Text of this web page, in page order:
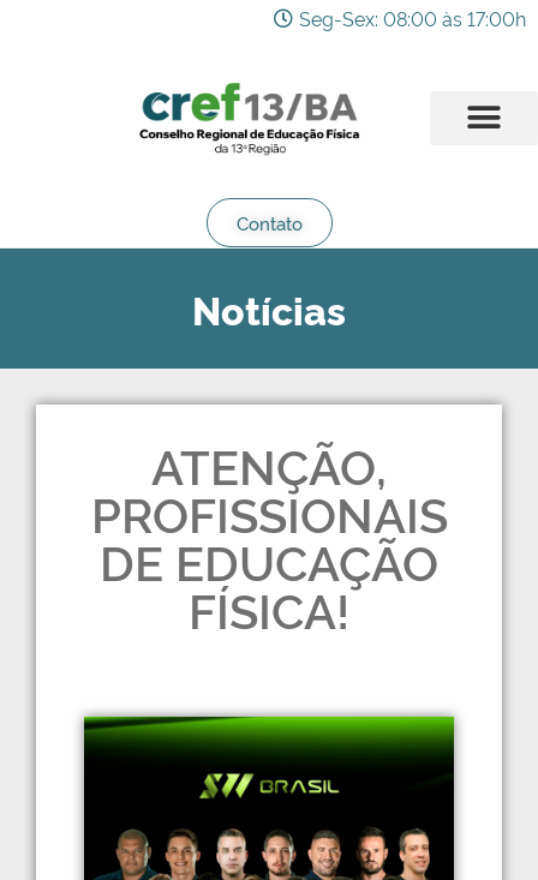
Seg-Sex: 08:00 às 17:00h
Contato
Notícias
ATENÇÃO,
PROFISSIONAIS
DE EDUCAÇÃO
FÍSICA!